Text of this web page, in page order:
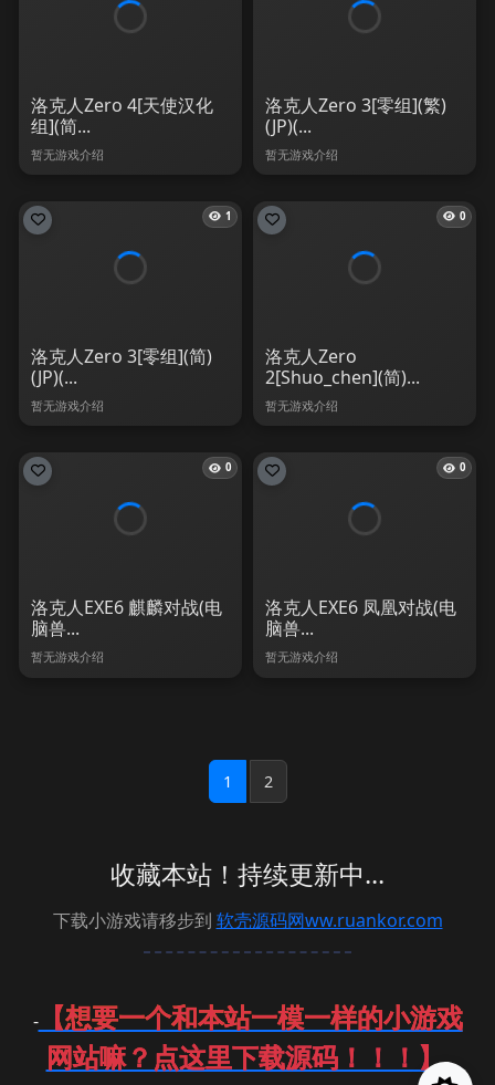
洛克人Zero 4[天使汉化
组](简...
暂无游戏介绍
洛克人Zero 3[零组](繁)
(JP)(...
暂无游戏介绍
1
洛克人Zero 3[零组](简)
(JP)(...
暂无游戏介绍
0
洛克人Zero
2[Shuo_chen](简)...
暂无游戏介绍
0
洛克人EXE6 麒麟对战(电
脑兽...
暂无游戏介绍
0
洛克人EXE6 凤凰对战(电
脑兽...
暂无游戏介绍
1 2
收藏本站！持续更新中...
下载小游戏请移步到 软壳源码网ww.ruankor.com
-【想要一个和本站一模一样的小游戏
网站嘛？点这里下载源码！！！】-